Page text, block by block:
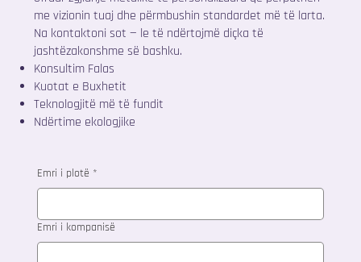
Emri i plotë *
Emri i kompanisë
me vizionin tuaj dhe përmbushin standardet më të larta.
Na kontaktoni sot — le të ndërtojmë diçka të
jashtëzakonshme së bashku.
Konsultim Falas
Kuotat e Buxhetit
Teknologjitë më të fundit
Ndërtime ekologjike